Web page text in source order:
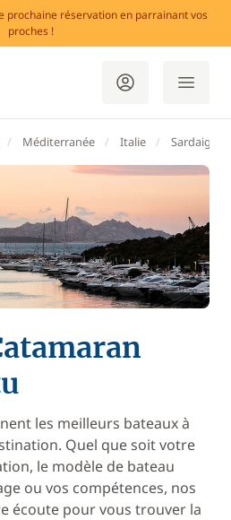
prochaine réservation en parrainant vos
proches !
Méditerranée Italie Sardaigne
les meilleurs bateaux à
Quel que soit votre
le modèle de bateau
ou vos compétences, nos
écoute pour vous trouver la